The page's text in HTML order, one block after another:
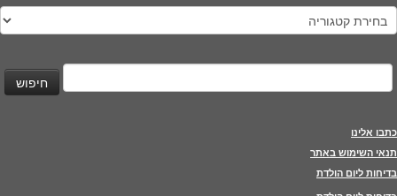
קטגוריות
חיפוש:
כתבו אלינו
תנאי השימוש באתר
בדיחות ליום הולדת